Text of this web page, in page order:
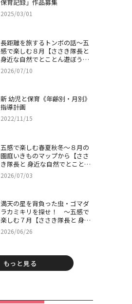
保育記録」作品募集
2025/03/01
長距離を旅するトンボの話～五
感で楽しむ８月【ささき隊長と
身近な自然でとことん遊ぼう！
＃32】
2026/07/10
新 幼児と保育《年齢別・月別》
指導計画
2022/11/15
五感で楽しむ春夏秋冬～８月の
園庭いきものマップから【ささ
き隊長と 身近な自然でとことん
遊ぼう！＃31】
2026/07/03
満天の星を背負った虫・ゴマダ
ラカミキリを探せ！ ～五感で
楽しむ７月【ささき隊長と 身近
な自然でとことん遊ぼう！＃
30】
2026/06/26
もっと見る